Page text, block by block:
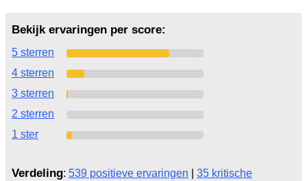
Bekijk ervaringen per score:
5 sterren
4 sterren
3 sterren
2 sterren
1 ster
Verdeling: 539 positieve ervaringen
35 kritische